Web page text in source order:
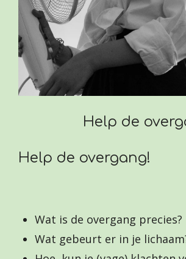
Help de
Help de overgang!
Wat is de overgang precies?
Wat gebeurt er in je